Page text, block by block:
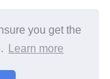
you get the
Learn more